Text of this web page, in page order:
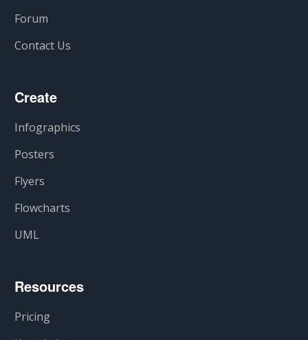
Forum
Contact Us
Create
Infographics
Posters
Flyers
Flowcharts
UML
Resources
Pricing